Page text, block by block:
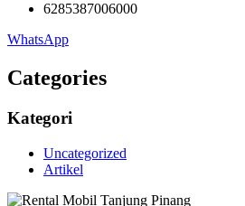
6285387006000
WhatsApp
Categories
Kategori
Uncategorized
Artikel